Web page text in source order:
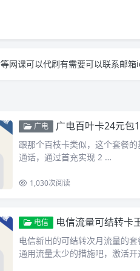
网课可以代刷有需要可以联系邮
网课可以代刷有需要可以联系邮
广电 广电百叶卡24元包
跟那个百枝卡类似，这个套餐
通话，通过首充实现 2 …
1,030次阅读
电信 电信流量可结转卡玉
电信新出的可结转次月流量的
通用流量太少的措施吧，激活